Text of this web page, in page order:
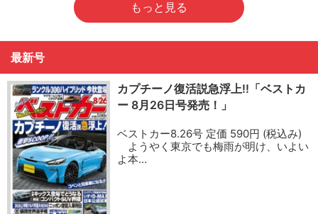
もっと見る
最新号
カプチーノ復活説急浮上!!「ベストカ
ー 8月26日号発売！」
ベストカー8.26号 定価 590円 (税込み)
ようやく東京でも梅雨が明け、いよい
よ本…